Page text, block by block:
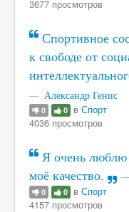
3677 просмотров
Спортивное
к свободе от
Александр Генис
0 0 в Спорт
4036 просмотров
Я очень люблю
моё качество.
0 0 в Спорт
4157 просмотров